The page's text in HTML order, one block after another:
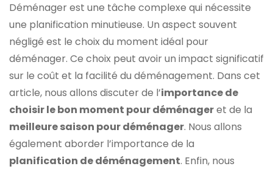
Déménager est une tâche complexe qui nécessite
une planification minutieuse. Un aspect souvent
négligé est le choix du moment idéal pour
déménager. Ce choix peut avoir un impact significatif
sur le coût et la facilité du déménagement. Dans cet
article, nous allons discuter de l’importance de
choisir le bon moment pour déménageret de la
meilleure saison pour déménager. Nous allons
également aborder l’importance de la
planification de déménagement. Enfin, nous